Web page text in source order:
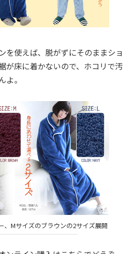
を使えば、脱がずにそのままショ
が床に着かないので、ホコリで汚
よ。
、Mサイズのブラウンの2サイズ展開